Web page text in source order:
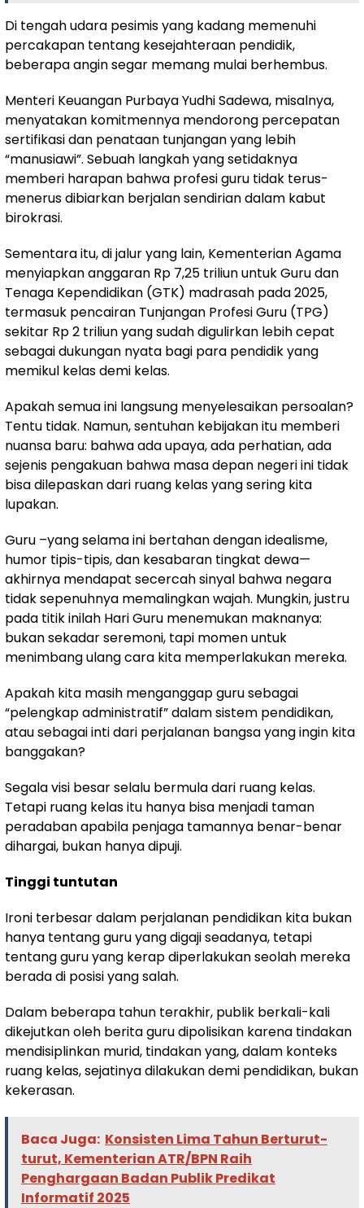
Di tengah udara pesimis yang kadang memenuhi
percakapan tentang kesejahteraan pendidik,
beberapa angin segar memang mulai berhembus.
Menteri Keuangan Purbaya Yudhi Sadewa, misalnya,
menyatakan komitmennya mendorong percepatan
sertifikasi dan penataan tunjangan yang lebih
“manusiawi”. Sebuah langkah yang setidaknya
memberi harapan bahwa profesi guru tidak terus-
menerus dibiarkan berjalan sendirian dalam kabut
birokrasi.
Sementara itu, di jalur yang lain, Kementerian Agama
menyiapkan anggaran Rp 7,25 triliun untuk Guru dan
Tenaga Kependidikan (GTK) madrasah pada 2025,
termasuk pencairan Tunjangan Profesi Guru (TPG)
sekitar Rp 2 triliun yang sudah digulirkan lebih cepat
sebagai dukungan nyata bagi para pendidik yang
memikul kelas demi kelas.
Apakah semua ini langsung menyelesaikan persoalan?
Tentu tidak. Namun, sentuhan kebijakan itu memberi
nuansa baru: bahwa ada upaya, ada perhatian, ada
sejenis pengakuan bahwa masa depan negeri ini tidak
bisa dilepaskan dari ruang kelas yang sering kita
lupakan.
Guru –yang selama ini bertahan dengan idealisme,
humor tipis-tipis, dan kesabaran tingkat dewa—
akhirnya mendapat secercah sinyal bahwa negara
tidak sepenuhnya memalingkan wajah. Mungkin, justru
pada titik inilah Hari Guru menemukan maknanya:
bukan sekadar seremoni, tapi momen untuk
menimbang ulang cara kita memperlakukan mereka.
Apakah kita masih menganggap guru sebagai
“pelengkap administratif” dalam sistem pendidikan,
atau sebagai inti dari perjalanan bangsa yang ingin kita
banggakan?
Segala visi besar selalu bermula dari ruang kelas.
Tetapi ruang kelas itu hanya bisa menjadi taman
peradaban apabila penjaga tamannya benar-benar
dihargai, bukan hanya dipuji.
Tinggi tuntutan
Ironi terbesar dalam perjalanan pendidikan kita bukan
hanya tentang guru yang digaji seadanya, tetapi
tentang guru yang kerap diperlakukan seolah mereka
berada di posisi yang salah.
Dalam beberapa tahun terakhir, publik berkali-kali
dikejutkan oleh berita guru dipolisikan karena tindakan
mendisiplinkan murid, tindakan yang, dalam konteks
ruang kelas, sejatinya dilakukan demi pendidikan, bukan
kekerasan.
Baca Juga: Konsisten Lima Tahun Berturut-
turut, Kementerian ATR/BPN Raih
Penghargaan Badan Publik Predikat
Informatif 2025